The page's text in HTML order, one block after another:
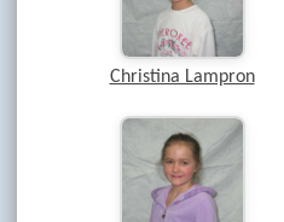
Christina Lampron